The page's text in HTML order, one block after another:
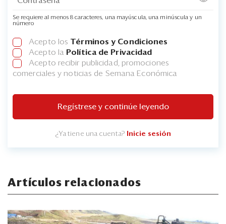
Se requiere al menos 8 caracteres, una mayúscula, una minúscula y un
número
Acepto los Términos y Condiciones
Acepto la Política de Privacidad
Acepto recibir publicidad, promociones
comerciales y noticias de Semana Económica
Regístrese y continúe leyendo
¿Ya tiene una cuenta? Inicie sesión
Artículos relacionados